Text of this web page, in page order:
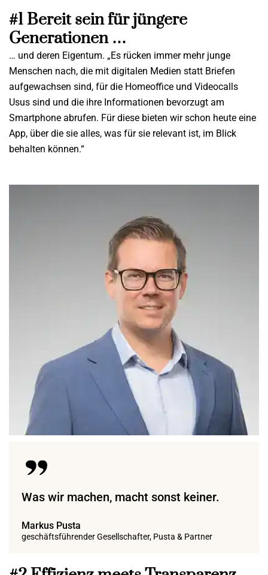
#1 Bereit sein für jüngere
Generationen …
… und deren Eigentum. „Es rücken immer mehr junge
Menschen nach, die mit digitalen Medien statt Briefen
aufgewachsen sind, für die Homeoffice und Videocalls
Usus sind und die ihre Informationen bevorzugt am
Smartphone abrufen. Für diese bieten wir schon heute eine
App, über die sie alles, was für sie relevant ist, im Blick
behalten können.“
Was wir machen, macht sonst keiner.
Markus Pusta
geschäftsführender Gesellschafter, Pusta & Partner